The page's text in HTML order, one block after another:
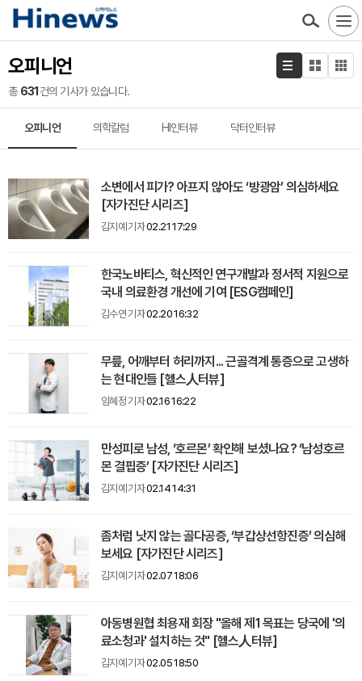
오피니언
총 631 건의 기사가 있습니다.
오피니언 의학칼럼 HI인터뷰 닥터인터뷰
소변에서 피가? 아프지 않아도 ‘방광암’ 의심하세요
[자가진단 시리즈]
김지예 기자02.21 17:29
한국노바티스, 혁신적인 연구개발과 정서적 지원으로
국내 의료환경 개선에 기여 [ESG캠페인]
김수연 기자02.20 16:32
무릎, 어깨부터 허리까지... 근골격계 통증으로 고생하
는 현대인들 [헬스人터뷰]
임혜정 기자02.16 16:22
만성피로 남성, ‘호르몬’ 확인해 보셨나요? ‘남성호르
몬 결핍증’ [자가진단 시리즈]
김지예 기자02.14 14:31
좀처럼 낫지 않는 골다공증, ‘부갑상선항진증’ 의심해
보세요 [자가진단 시리즈]
김지예 기자02.07 18:06
아동병원협 최용재 회장 "올해 제1 목표는 당국에 '의
료소청과' 설치하는 것" [헬스人터뷰]
김지예 기자02.05 18:50